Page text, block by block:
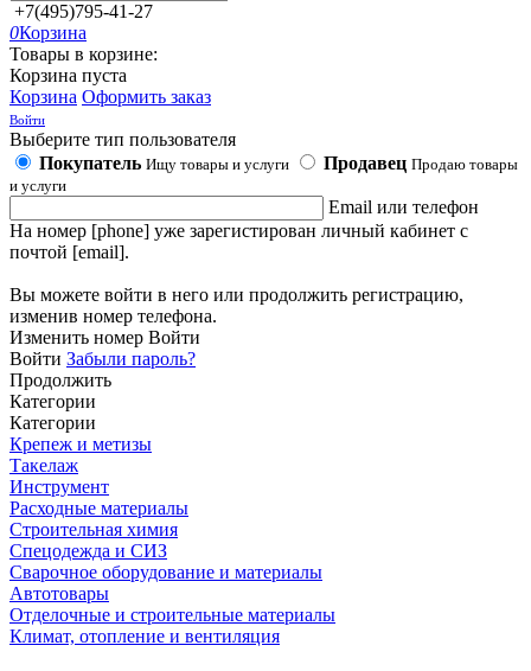
+7(495)795-41-27
0Корзина
Товары в корзине:
Корзина пуста
Корзина Оформить заказ
Войти
Выберите тип пользователя
Покупатель Ищу товары и услуги Продавец Продаю товары
и услуги
Email или телефон
На номер [phone] уже зарегистирован личный кабинет с
почтой [email].
Вы можете войти в него или продолжить регистрацию,
изменив номер телефона.
Изменить номер Войти
Войти Забыли пароль?
Продолжить
Категории
Категории
Крепеж и метизы
Такелаж
Инструмент
Расходные материалы
Строительная химия
Спецодежда и СИЗ
Сварочное оборудование и материалы
Автотовары
Отделочные и строительные материалы
Климат, отопление и вентиляция